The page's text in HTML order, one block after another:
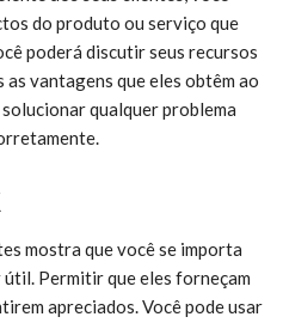
do produto ou serviço que
poderá discutir seus recursos
vantagens que eles obtêm ao
qualquer problema
mostra que você se importa
útil. Permitir que eles forneçam
apreciados. Você pode usar